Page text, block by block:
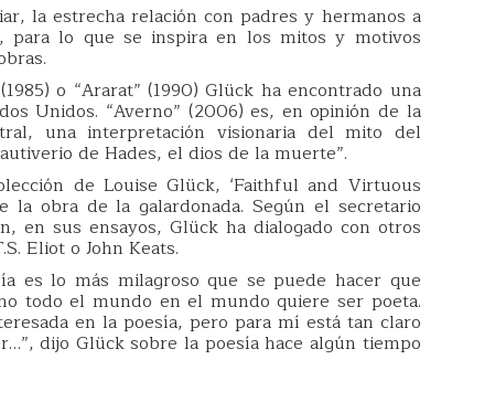
la estrecha relación con padres y hermanos a
para lo que se inspira en los mitos y motivos
o “Ararat” (1990) Glück ha encontrado una
Unidos. “Averno” (2006) es, en opinión de la
una interpretación visionaria del mito del
de Hades, el dios de la muerte”.
de Louise Glück, ‘Faithful and Virtuous
la obra de la galardonada. Según el secretario
en sus ensayos, Glück ha dialogado con otros
Eliot o John Keats.
es lo más milagroso que se puede hacer que
todo el mundo en el mundo quiere ser poeta.
en la poesía, pero para mí está tan claro
dijo Glück sobre la poesía hace algún tiempo